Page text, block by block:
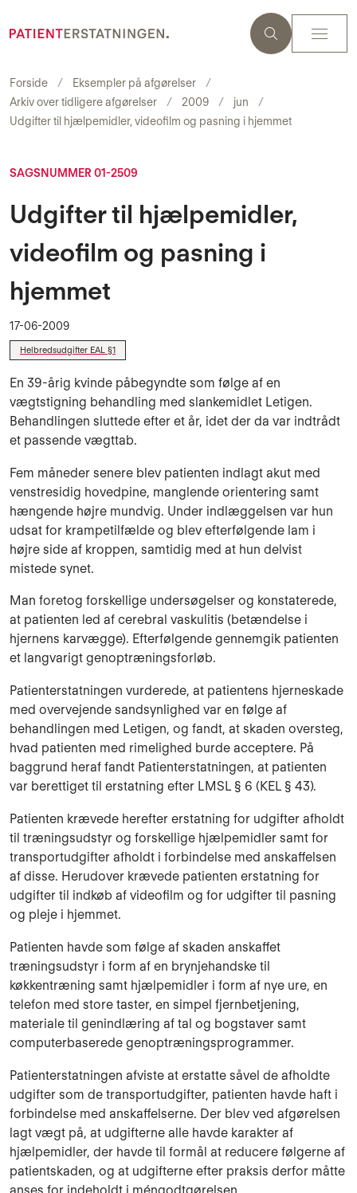
Forside
Eksempler på afgørelser
Arkiv over tidligere afgørelser
2009
jun
Udgifter til hjælpemidler, videofilm og pasning i hjemmet
SAGSNUMMER 01-2509
Udgifter til hjælpemidler,
videofilm og pasning i
hjemmet
17-06-2009
Helbredsudgifter EAL §1
En 39-årig kvinde påbegyndte som følge af en
vægtstigning behandling med slankemidlet Letigen.
Behandlingen sluttede efter et år, idet der da var indtrådt
et passende vægttab.
Fem måneder senere blev patienten indlagt akut med
venstresidig hovedpine, manglende orientering samt
hængende højre mundvig. Under indlæggelsen var hun
udsat for krampetilfælde og blev efterfølgende lam i
højre side af kroppen, samtidig med at hun delvist
mistede synet.
Man foretog forskellige undersøgelser og konstaterede,
at patienten led af cerebral vaskulitis (betændelse i
hjernens karvægge). Efterfølgende gennemgik patienten
et langvarigt genoptræningsforløb.
Patienterstatningen vurderede, at patientens hjerneskade
med overvejende sandsynlighed var en følge af
behandlingen med Letigen, og fandt, at skaden oversteg,
hvad patienten med rimelighed burde acceptere. På
baggrund heraf fandt Patienterstatningen, at patienten
var berettiget til erstatning efter LMSL § 6 (KEL § 43).
Patienten krævede herefter erstatning for udgifter afholdt
til træningsudstyr og forskellige hjælpemidler samt for
transportudgifter afholdt i forbindelse med anskaffelsen
af disse. Herudover krævede patienten erstatning for
udgifter til indkøb af videofilm og for udgifter til pasning
og pleje i hjemmet.
Patienten havde som følge af skaden anskaffet
træningsudstyr i form af en brynjehandske til
køkkentræning samt hjælpemidler i form af nye ure, en
telefon med store taster, en simpel fjernbetjening,
materiale til genindlæring af tal og bogstaver samt
computerbaserede genoptræningsprogrammer.
Patienterstatningen afviste at erstatte såvel de afholdte
udgifter som de transportudgifter, patienten havde haft i
forbindelse med anskaffelserne. Der blev ved afgørelsen
lagt vægt på, at udgifterne alle havde karakter af
hjælpemidler, der havde til formål at reducere følgerne af
patientskaden, og at udgifterne efter praksis derfor måtte
anses for indeholdt i méngodtgørelsen.